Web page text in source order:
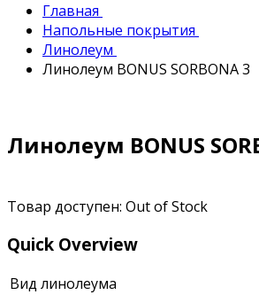
Главная
Напольные покрытия
Линолеум
Линолеум BONUS SORBONA 3
Линолеум BONUS
Товар доступен: Out of Stock
Quick Overview
Вид линолеума